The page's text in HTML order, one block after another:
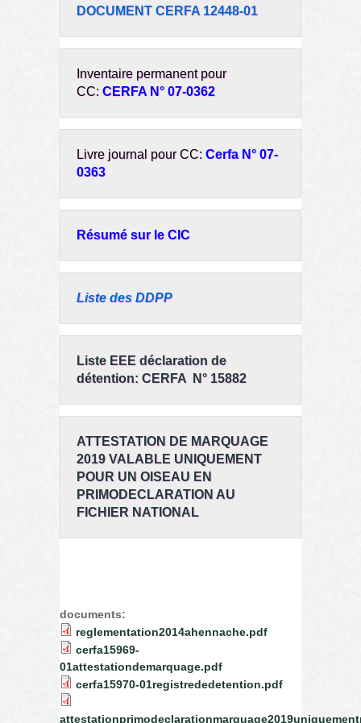
DOCUMENT CERFA 12448-01
Inventaire permanent pour
CC: CERFA N° 07-0362
Livre journal pour CC: Cerfa N° 07-
0363
Résumé sur le CIC
Liste des DDPP
Liste EEE déclaration de
détention: CERFA N° 15882
ATTESTATION DE MARQUAGE
2019 VALABLE UNIQUEMENT
POUR UN OISEAU EN
PRIMODECLARATION AU
FICHIER NATIONAL
documents:
reglementation2014ahennache.pdf
cerfa15969-
01attestationdemarquage.pdf
cerfa15970-01registrededetention.pdf